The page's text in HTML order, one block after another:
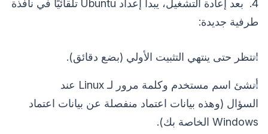
4. بعد إعادة التشغيل، يبدأ إعداد Ubuntu تلقائيًا في نافذة
طرفية جديدة:
انتظر حتى ينتهي التثبيت الأولي (بضع دقائق).
أنشئ اسم مستخدم وكلمة مرور لـ Linux عند
السؤال (وهذه بيانات اعتماد منفصلة عن بيانات اعتماد
Windows الخاصة بك).